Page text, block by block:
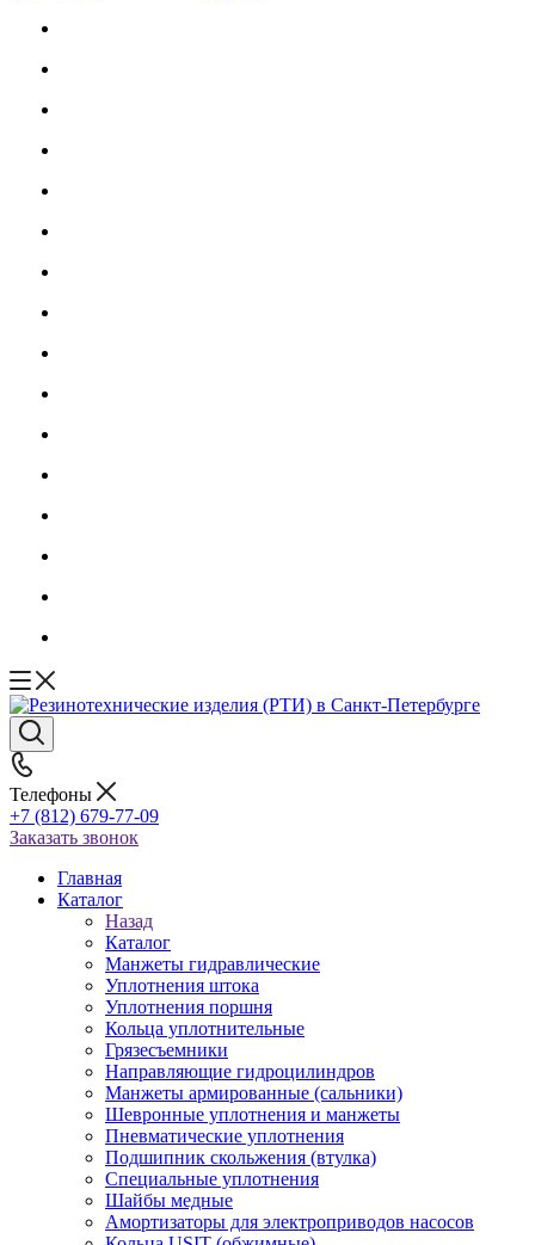
Телефоны
+7 (812) 679-77-09
Заказать звонок
Главная
Каталог
Назад
Каталог
Манжеты гидравлические
Уплотнения штока
Уплотнения поршня
Кольца уплотнительные
Грязесъемники
Направляющие гидроцилиндров
Манжеты армированные (сальники)
Шевронные уплотнения и манжеты
Пневматические уплотнения
Подшипник скольжения (втулка)
Специальные уплотнения
Шайбы медные
Амортизаторы для электроприводов насосов